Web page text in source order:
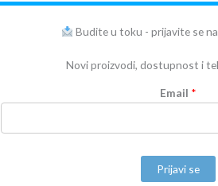
Budite u toku - prijavite se
Novi proizvodi, dostupnost i
Email *
Prijavi se